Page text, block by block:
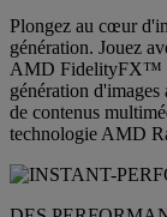
Plongez au cœur
génération. Jouez
AMD FidelityFX™
génération
de contenus
technologie AMD